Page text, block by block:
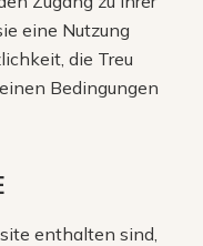
eine Nutzung
die Treu
Bedingungen
enthalten sind,